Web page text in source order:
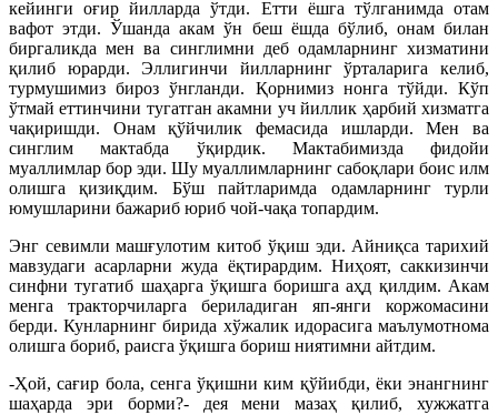
кейинги оғир йилларда ўтди. Етти ёшга тўлганимда отам
вафот этди. Ўшанда акам ўн беш ёшда бўлиб, онам билан
биргаликда мен ва синглимни деб одамларнинг хизматини
қилиб юрарди. Эллигинчи йилларнинг ўрталарига келиб,
турмушимиз бироз ўнгланди. Қорнимиз нонга тўйди. Кўп
ўтмай еттинчини тугатган акамни уч йиллик ҳарбий хизматга
чақиришди. Онам қўйчилик фемасида ишларди. Мен ва
синглим мактабда ўқирдик. Мактабимизда фидойи
муаллимлар бор эди. Шу муаллимларнинг сабоқлари боис илм
олишга қизиқдим. Бўш пайтларимда одамларнинг турли
юмушларини бажариб юриб чой-чақа топардим.
Энг севимли машғулотим китоб ўқиш эди. Айниқса тарихий
мавзудаги асарларни жуда ёқтирардим. Ниҳоят, саккизинчи
синфни тугатиб шаҳарга ўқишга боришга аҳд қилдим. Акам
менга тракторчиларга бериладиган яп-янги коржомасини
берди. Кунларнинг бирида хўжалик идорасига маълумотнома
олишга бориб, раисга ўқишга бориш ниятимни айтдим.
-Ҳой, сағир бола, сенга ўқишни ким қўйибди, ёки энангнинг
шаҳарда эри борми?- дея мени мазаҳ қилиб, хужжатга